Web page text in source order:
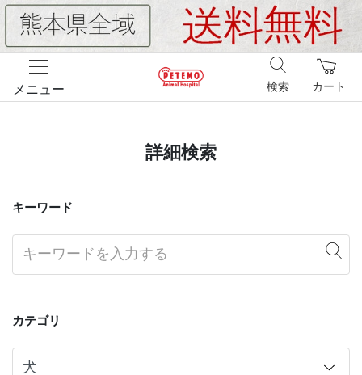
メニュー カート
検索
詳細検索
キーワード
カテゴリ